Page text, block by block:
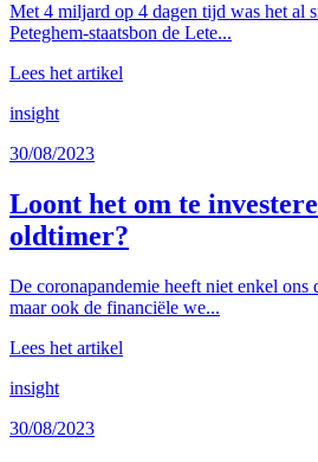
Met 4 miljard op 4 dagen tijd was het al
Peteghem-staatsbon de Lete...
Lees het artikel
insight
30/08/2023
Loont het om te
oldtimer?
De coronapandemie heeft niet enkel
maar ook de financiële we...
Lees het artikel
insight
30/08/2023